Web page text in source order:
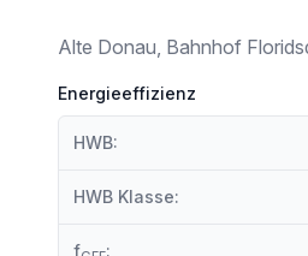
Geldautomat <250m
Post <500m
Polizei <750m
Bus <250m
Alte Donau, Bahnhof
Energieeffizienz
HWB:
HWB Klasse:
f :